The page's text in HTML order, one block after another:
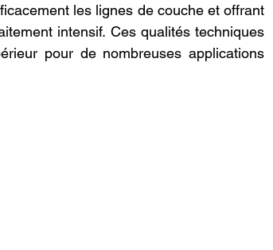
les lignes de couche et offrant
intensif. Ces qualités techniques
pour de nombreuses applications